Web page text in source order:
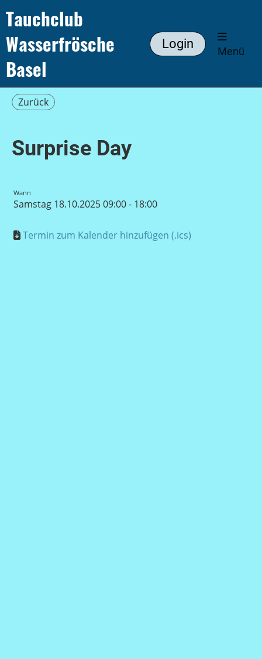
Tauchclub
Wasserfrösche
Basel
Login
Menü
Zurück
Surprise Day
Wann
Samstag 18.10.2025 09:00 - 18:00
Termin zum Kalender hinzufügen (.ics)